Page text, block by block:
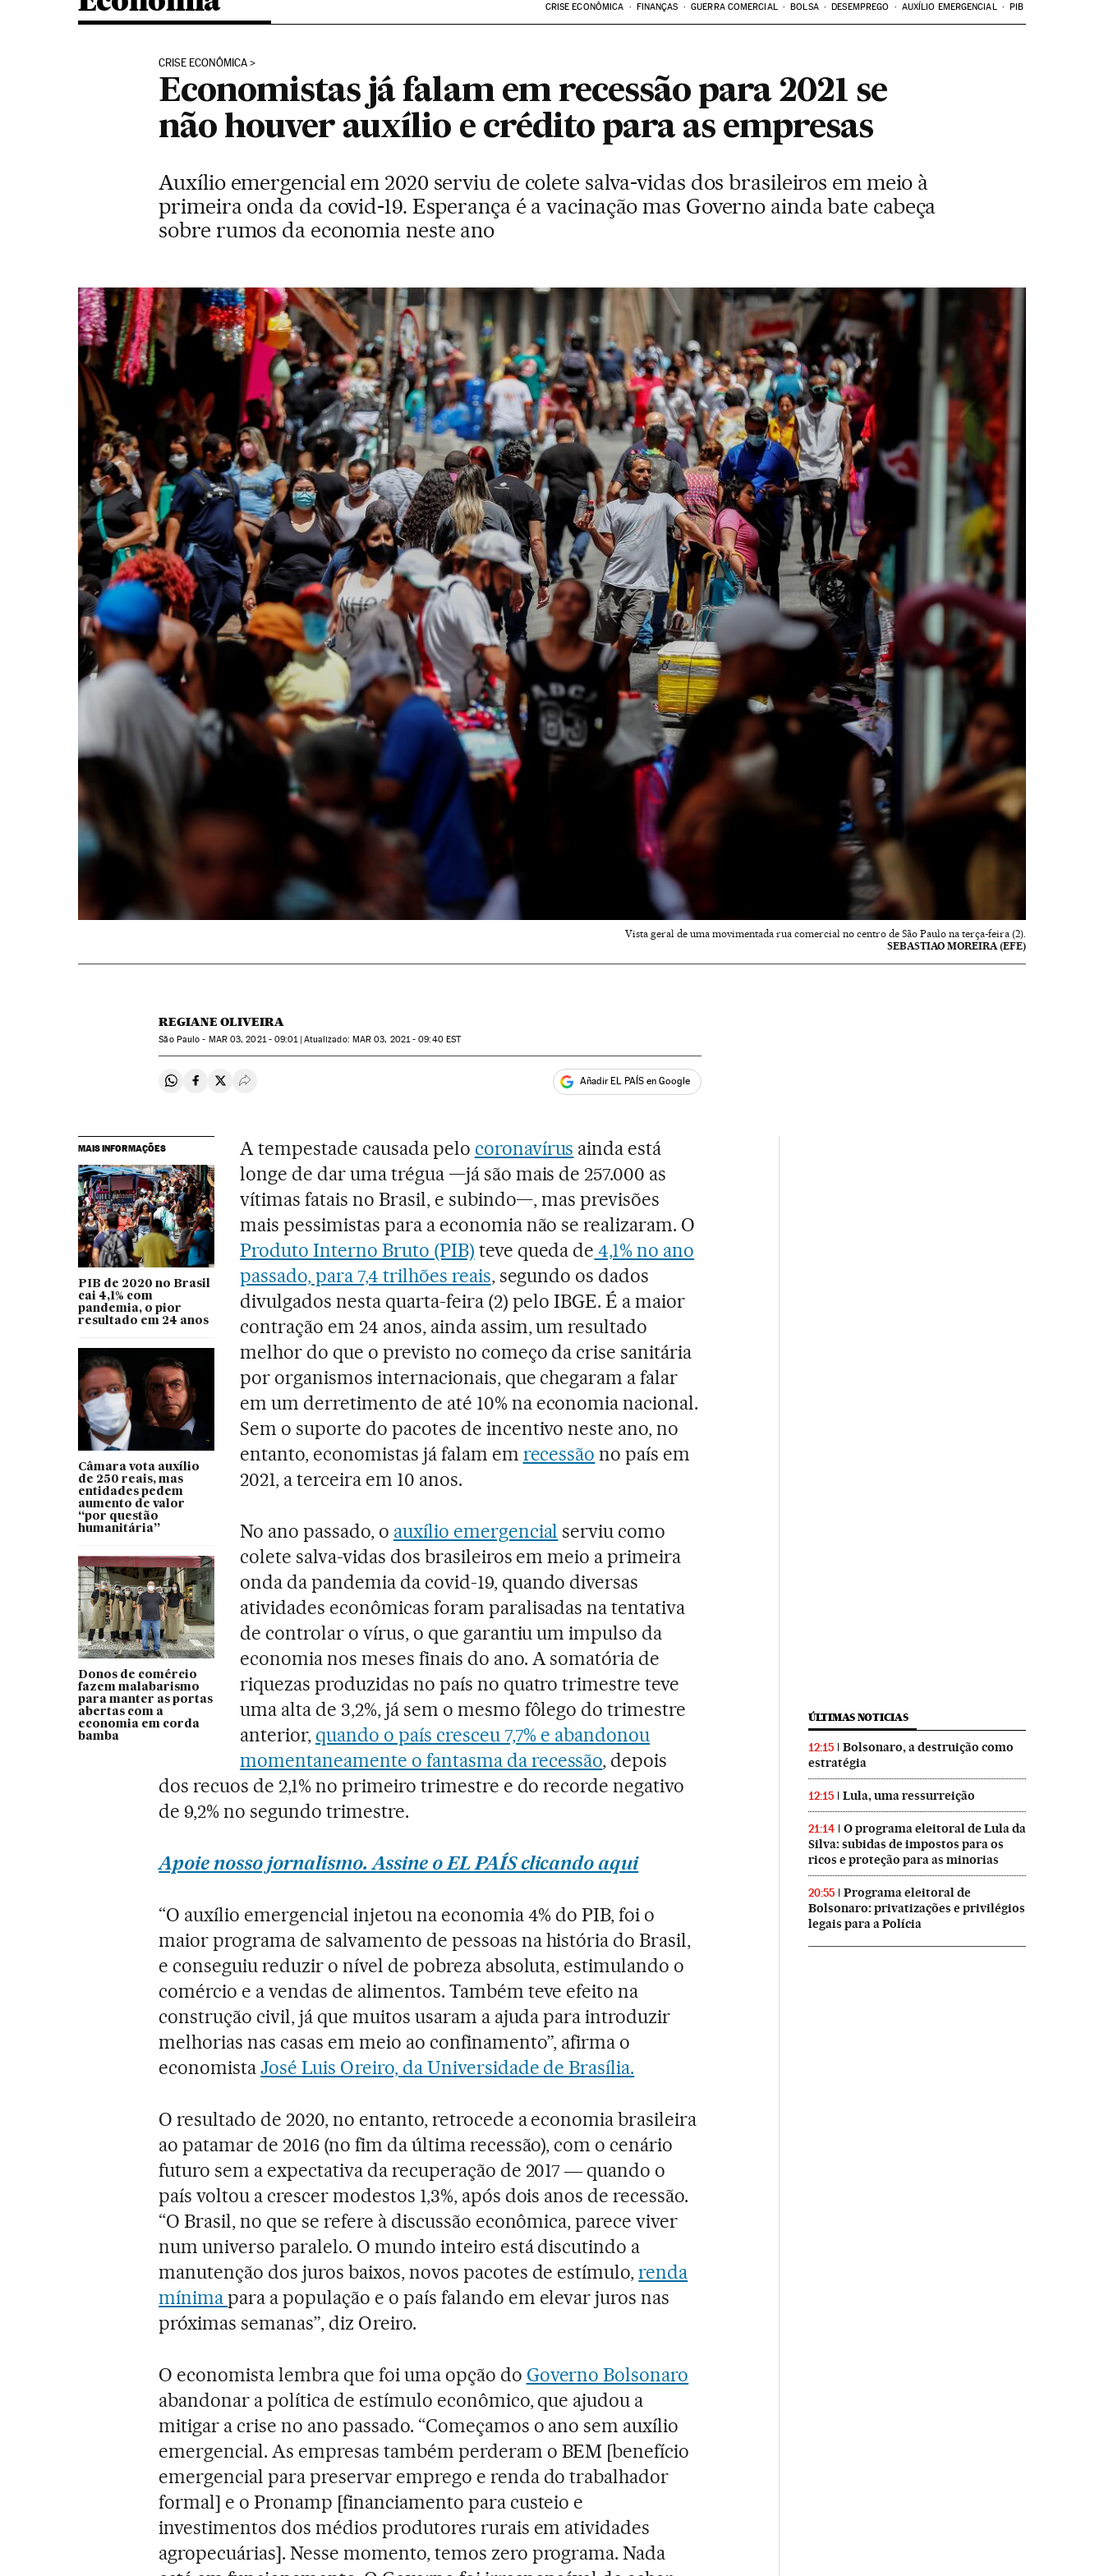
CRISE ECONÔMICA FINANÇAS GUERRA COMERCIAL BOLSA DESEMPREGO AUXÍLIO EMERGENCIAL PIB
CRISE ECONÔMICA
Economistas já falam em recessão para 2021 se
não houver auxílio e crédito para as empresas
Auxílio emergencial em 2020 serviu de colete salva-vidas dos brasileiros em meio à
primeira onda da covid-19. Esperança é a vacinação mas Governo ainda bate cabeça
sobre rumos da economia neste ano
Vista geral de uma movimentada rua comercial no centro de São Paulo na terça-feira (2).
SEBASTIAO MOREIRA (EFE)
REGIANE OLIVEIRA
São Paulo - MAR03, 2021 - 09:01 atualizado: MAR 03, 2021 - 09:40EST
Compartir en Whatsapp
Compartir en Facebook
Compartir en Twitter
Desplegar Redes Sociales Añadir EL PAÍS en Google
MAIS INFORMAÇÕES
PIB de 2020 no Brasil
cai 4,1% com
pandemia, o pior
resultado em 24 anos
Câmara vota auxílio
de 250 reais, mas
entidades pedem
aumento de valor
“por questão
humanitária”
Donos de comércio
fazem malabarismo
para manter as portas
abertas com a
economia em corda
bamba
A tempestade causada pelo coronavírus ainda está
longe de dar uma trégua —já são mais de 257.000 as
vítimas fatais no Brasil, e subindo—, mas previsões
mais pessimistas para a economia não se realizaram. O
Produto Interno Bruto (PIB) teve queda de 4,1% no ano
passado, para 7,4 trilhões reais, segundo os dados
divulgados nesta quarta-feira (2) pelo IBGE. É a maior
contração em 24 anos, ainda assim, um resultado
melhor do que o previsto no começo da crise sanitária
por organismos internacionais, que chegaram a falar
em um derretimento de até 10% na economia nacional.
Sem o suporte do pacotes de incentivo neste ano, no
entanto, economistas já falam em recessão no país em
2021, a terceira em 10 anos.
No ano passado, o auxílio emergencial serviu como
colete salva-vidas dos brasileiros em meio a primeira
onda da pandemia da covid-19, quando diversas
atividades econômicas foram paralisadas na tentativa
de controlar o vírus, o que garantiu um impulso da
economia nos meses finais do ano. A somatória de
riquezas produzidas no país no quatro trimestre teve
uma alta de 3,2%, já sem o mesmo fôlego do trimestre
anterior, quando o país cresceu 7,7% e abandonou
momentaneamente o fantasma da recessão, depois
dos recuos de 2,1% no primeiro trimestre e do recorde negativo
de 9,2% no segundo trimestre.
Apoie nosso jornalismo. Assine o EL PAÍS clicando aqui
“O auxílio emergencial injetou na economia 4% do PIB, foi o
maior programa de salvamento de pessoas na história do Brasil,
e conseguiu reduzir o nível de pobreza absoluta, estimulando o
comércio e a vendas de alimentos. Também teve efeito na
construção civil, já que muitos usaram a ajuda para introduzir
melhorias nas casas em meio ao confinamento”, afirma o
economistaJosé Luis Oreiro, da Universidade de Brasília.
O resultado de 2020, no entanto, retrocede a economia brasileira
ao patamar de 2016 (no fim da última recessão), com o cenário
futuro sem a expectativa da recuperação de 2017 ― quando o
país voltou a crescer modestos 1,3%, após dois anos de recessão.
“O Brasil, no que se refere à discussão econômica, parece viver
num universo paralelo. O mundo inteiro está discutindo a
manutenção dos juros baixos, novos pacotes de estímulo,renda
mínimapara a população e o país falando em elevar juros nas
próximas semanas”, diz Oreiro.
O economista lembra que foi uma opção do Governo Bolsonaro
abandonar a política de estímulo econômico, que ajudou a
mitigar a crise no ano passado. “Começamos o ano sem auxílio
emergencial. As empresas também perderam o BEM [benefício
emergencial para preservar emprego e renda do trabalhador
formal] e o Pronamp [financiamento para custeio e
investimentos dos médios produtores rurais em atividades
agropecuárias]. Nesse momento, temos zero programa. Nada
ÚLTIMAS NOTICIAS
12:15
Bolsonaro, a destruição como
estratégia
12:15 Lula, uma ressurreição
21:14
O programa eleitoral de Lula da
Silva: subidas de impostos para os
ricos e proteção para as minorias
20:55
Programa eleitoral de
Bolsonaro: privatizações e privilégios
legais para a Polícia